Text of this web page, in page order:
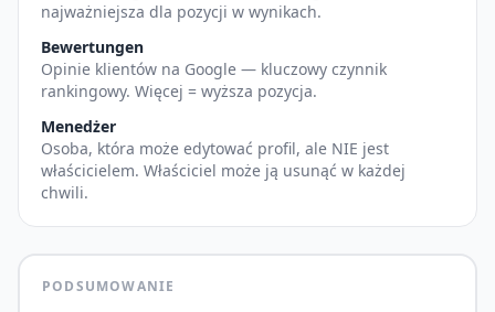
najważniejsza dla pozycji w wynikach.
Bewertungen
Opinie klientów na Google — kluczowy czynnik
rankingowy. Więcej = wyższa pozycja.
Menedżer
Osoba, która może edytować profil, ale NIE jest
właścicielem. Właściciel może ją usunąć w każdej
chwili.
PODSUMOWANIE